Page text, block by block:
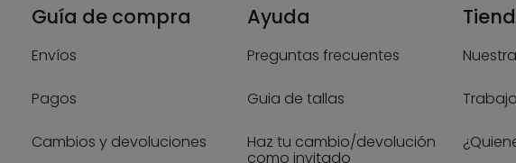
Guía de compra
Envíos
Pagos
Cambios y devoluciones
Ayuda
Preguntas frecuentes
Guia de tallas
Haz tu cambio/devolución
como invitado